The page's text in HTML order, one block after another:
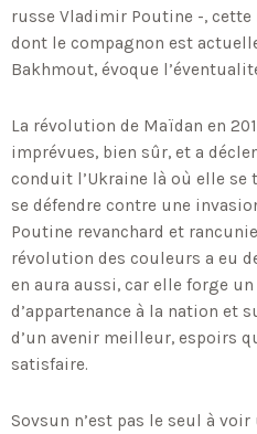
russe Vladimir Poutine -, cette
dont le compagnon est
Bakhmout, évoque
La révolution de Maïdan en
imprévues, bien sûr, et a
conduit l’Ukraine là où elle se
se défendre contre une
Poutine revanchard et
révolution des couleurs a eu
en aura aussi, car elle forge
d’appartenance à la nation et
d’un avenir meilleur, espoirs
satisfaire.
Sovsun n’est pas le seul à